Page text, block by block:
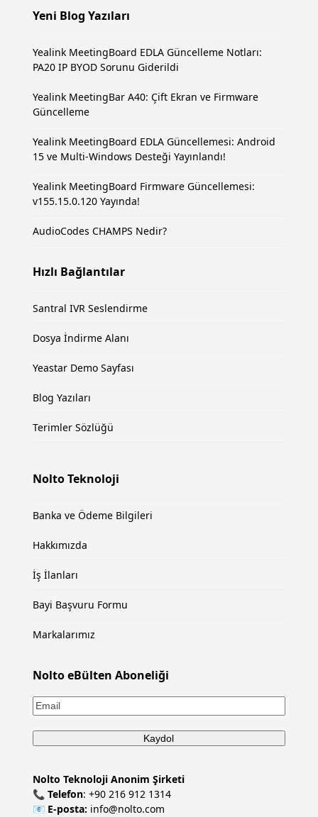
Yeni Blog Yazıları
Yealink MeetingBoard EDLA Güncelleme Notları:
PA20 IP BYOD Sorunu Giderildi
Yealink MeetingBar A40: Çift Ekran ve Firmware
Güncelleme
Yealink MeetingBoard EDLA Güncellemesi: Android
15 ve Multi-Windows Desteği Yayınlandı!
Yealink MeetingBoard Firmware Güncellemesi:
v155.15.0.120 Yayında!
AudioCodes CHAMPS Nedir?
Hızlı Bağlantılar
Santral IVR Seslendirme
Dosya İndirme Alanı
Yeastar Demo Sayfası
Blog Yazıları
Terimler Sözlüğü
Nolto Teknoloji
Banka ve Ödeme Bilgileri
Hakkımızda
İş İlanları
Bayi Başvuru Formu
Markalarımız
Nolto eBülten Aboneliği
Nolto Teknoloji Anonim Şirketi
📞Telefon:+90 216 912 1314
📧 E-posta: info@nolto.com